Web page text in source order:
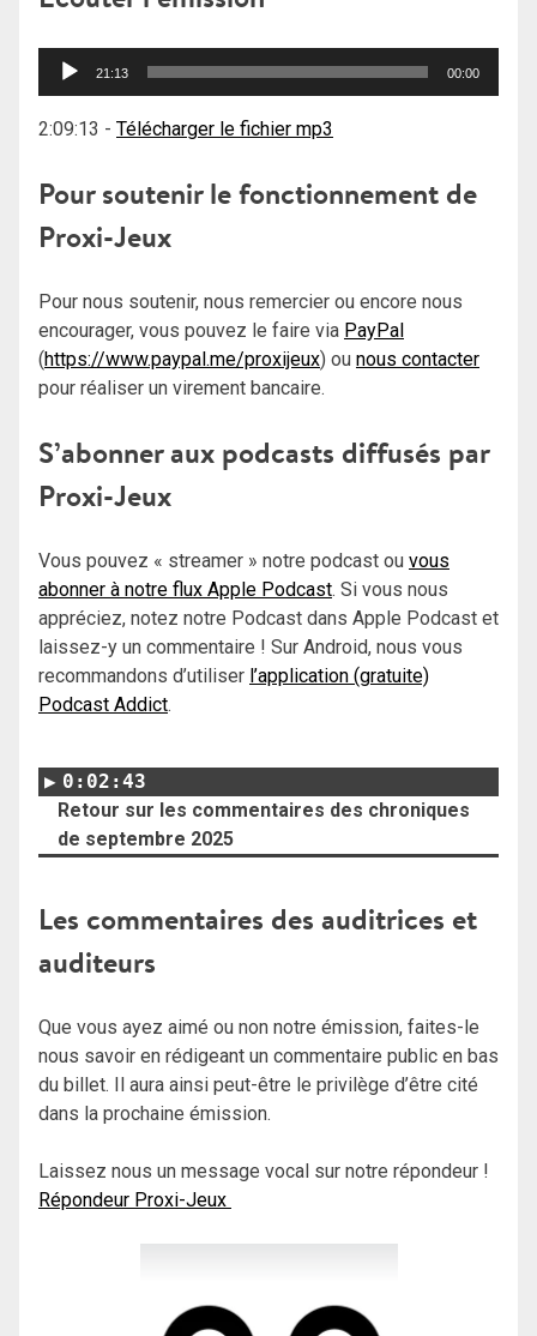
Lecteur
21:13 00:00
2:09:13 - Télécharger le fichier mp3
Pour soutenir le fonctionnement de
Proxi-Jeux
Pour nous soutenir, nous remercier ou encore nous
encourager, vous pouvez le faire via PayPal
(https://www.paypal.me/proxijeux) ou nous contacter
pour réaliser un virement bancaire.
S’abonner aux podcasts diffusés par
Proxi-Jeux
Vous pouvez « streamer » notre podcast ou vous
abonner à notre flux Apple Podcast. Si vous nous
appréciez, notez notre Podcast dans Apple Podcast et
laissez-y un commentaire ! Sur Android, nous vous
recommandons d’utiliser l’application (gratuite)
Podcast Addict.
0:02:43
Retour sur les commentaires des chroniques
de septembre 2025
Les commentaires des auditrices et
auditeurs
Que vous ayez aimé ou non notre émission, faites-le
nous savoir en rédigeant un commentaire public en bas
du billet. Il aura ainsi peut-être le privilège d’être cité
dans la prochaine émission.
Laissez nous un message vocal sur notre répondeur !
Répondeur Proxi-Jeux